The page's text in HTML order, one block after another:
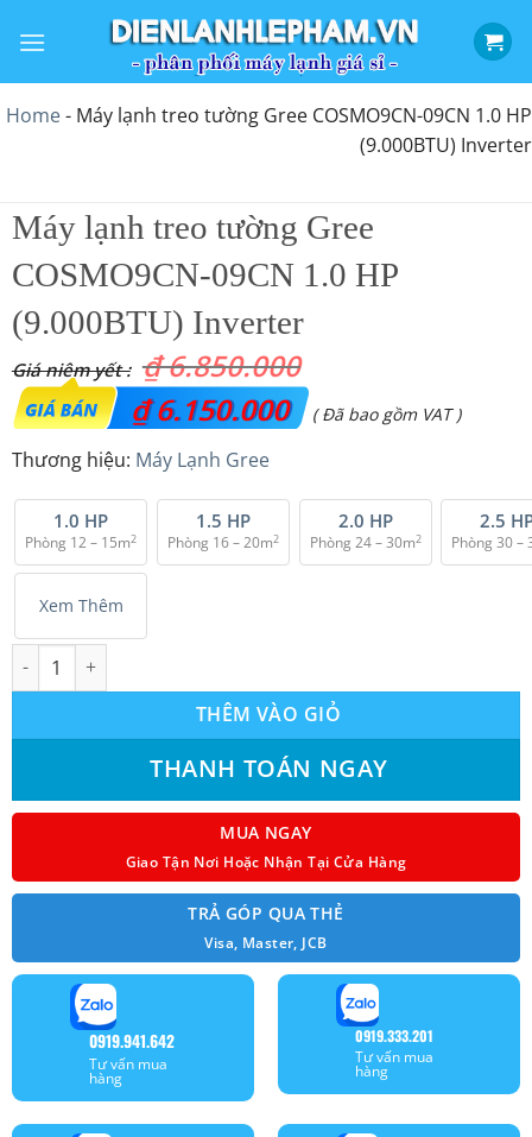
qua
dung
Home- Máy lạnh treo tường Gree COSMO9CN-09CN 1.0 HP
(9.000BTU) Inverter
Máy lạnh treo tường Gree
COSMO9CN-09CN 1.0 HP
(9.000BTU) Inverter
₫6.850.000
Giá
gốc
₫ 6.850.000.
₫6.150.000
Giá
là:
₫ 6.150.000.
( Đã bao gồm VAT )
Thương hiệu: Máy Lạnh Gree
1.0 HP
Phòng 12 – 15m2
1.5 HP
Phòng 16 – 20m2
2.0 HP
Phòng 24 – 30m2
2.5
Phòng 30 –
Xem Thêm
Máy lạnh treo tường Gree COSMO9CN-09CN 1.0 HP
THÊM VÀO GIỎ
THANH TOÁN NGAY
MUA NGAY
Giao Tận Nơi Hoặc Nhận Tại Cửa Hàng
TRẢ GÓP QUA THẺ
Visa, Master, JCB
0919.941.642
Tư vấn mua
hàng
0919.333.201
Tư vấn mua
hàng